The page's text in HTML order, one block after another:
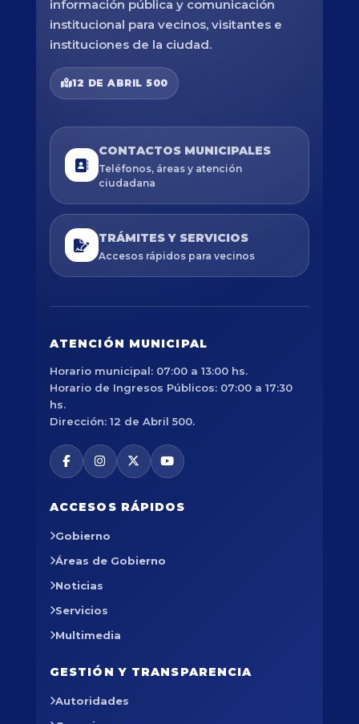
información pública y comunicación
institucional para vecinos, visitantes e
instituciones de la ciudad.
12 DE ABRIL 500
CONTACTOS MUNICIPALES
Teléfonos, áreas y atención
ciudadana
TRÁMITES Y SERVICIOS
Accesos rápidos para vecinos
ATENCIÓN MUNICIPAL
Horario municipal: 07:00 a 13:00 hs.
Horario de Ingresos Públicos: 07:00 a 17:30
hs.
Dirección: 12 de Abril 500.
ACCESOS RÁPIDOS
Gobierno
Áreas de Gobierno
Noticias
Servicios
Multimedia
GESTIÓN Y TRANSPARENCIA
Autoridades